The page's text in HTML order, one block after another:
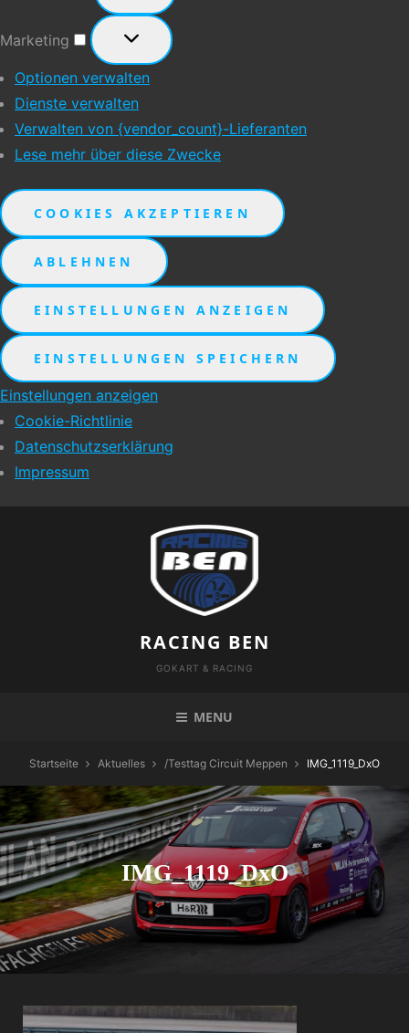
Marketing
Marketing
Optionen verwalten
Dienste verwalten
Verwalten von {vendor_count}-Lieferanten
Lese mehr über diese Zwecke
COOKIES AKZEPTIEREN
ABLEHNEN
EINSTELLUNGEN ANZEIGEN
EINSTELLUNGEN SPEICHERN
Einstellungen anzeigen
Cookie-Richtlinie
Datenschutzserklärung
Impressum
RACING BEN
GOKART & RACING
MENU
Startseite Aktuelles /Testtag Circuit Meppen IMG_1119_DxO
IMG_1119_DxO